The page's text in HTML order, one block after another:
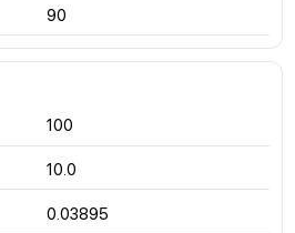
90
100
10.0
0.03895